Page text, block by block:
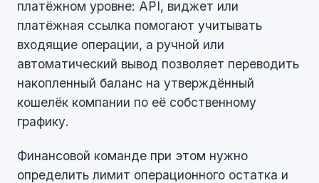
платёжном уровне: API, виджет или
платёжная ссылка помогают учитывать
входящие операции, а ручной или
автоматический вывод позволяет переводить
накопленный баланс на утверждённый
кошелёк компании по её собственному
графику.
Финансовой команде при этом нужно
определить лимит операционного остатка и